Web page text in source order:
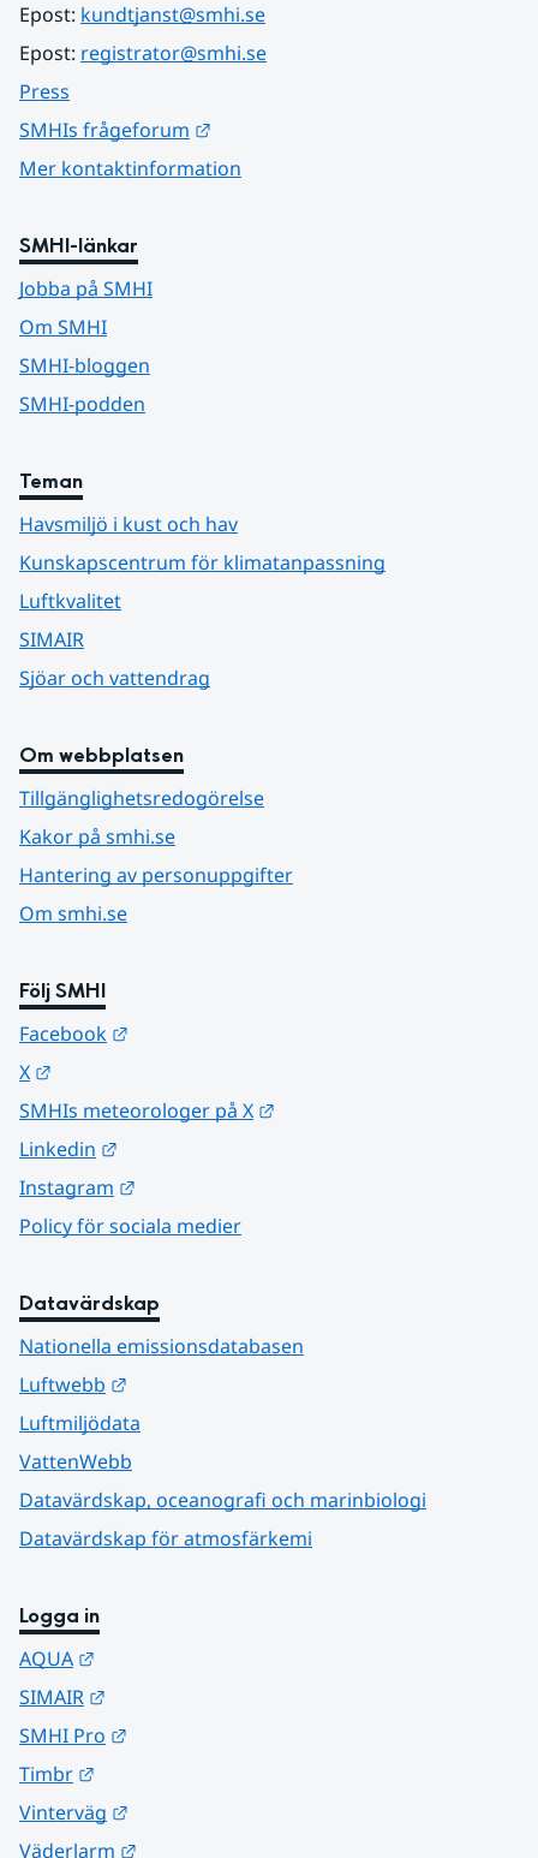
Epost: kundtjanst@smhi.se
Epost: registrator@smhi.se
Press
SMHIs frågeforum
Mer kontaktinformation
SMHI-länkar
Jobba på SMHI
Om SMHI
SMHI-bloggen
SMHI-podden
Teman
Havsmiljö i kust och hav
Kunskapscentrum för klimatanpassning
Luftkvalitet
SIMAIR
Sjöar och vattendrag
Om webbplatsen
Tillgänglighetsredogörelse
Kakor på smhi.se
Hantering av personuppgifter
Om smhi.se
Följ SMHI
Facebook
X
SMHIs meteorologer på X
Linkedin
Instagram
Policy för sociala medier
Datavärdskap
Nationella emissionsdatabasen
Luftwebb
Luftmiljödata
VattenWebb
Datavärdskap, oceanografi och marinbiologi
Datavärdskap för atmosfärkemi
Logga in
AQUA
SIMAIR
SMHI Pro
Timbr
Vinterväg
Väderlarm